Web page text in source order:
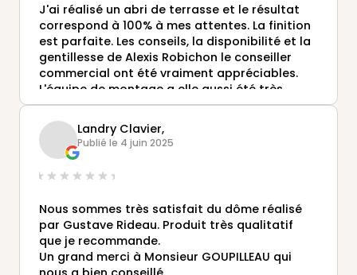
J'ai réalisé un abri de terrasse et le résultat
correspond à 100% à mes attentes. La finition
est parfaite. Les conseils, la disponibilité et la
gentillesse de Alexis Robichon le conseiller
commercial ont été vraiment appréciables.
L'équipe de montage a elle aussi été très
professionnelle et à l'écoute. Je recommence
vivement Gustave Rideau.
Landry Clavier,
Publié le 4 juin 2025
Nous sommes très satisfait du dôme réalisé
par Gustave Rideau. Produit très qualitatif
que je recommande.
Un grand merci à Monsieur GOUPILLEAU qui